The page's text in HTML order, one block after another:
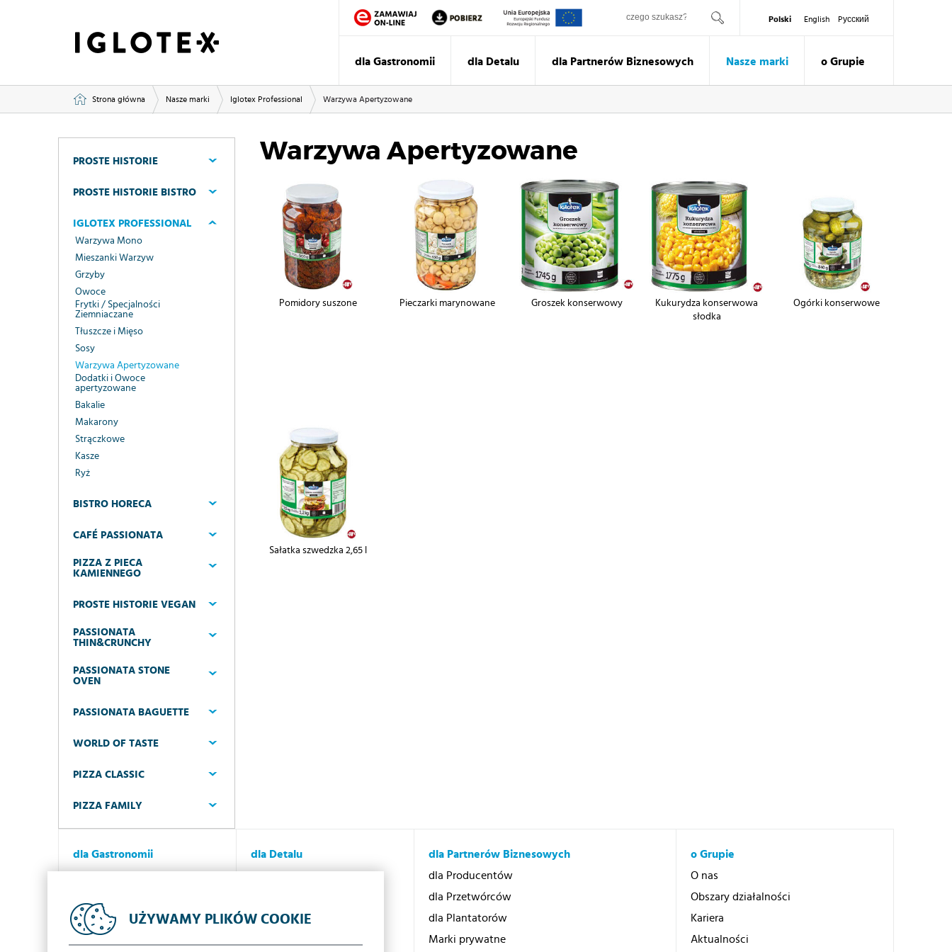
Polski English Pусский
dla Gastronomii dla Detalu dla Partnerów Biznesowych Nasze marki o Grupie
Strona główna Nasze marki Iglotex Professional Warzywa Apertyzowane
PROSTE HISTORIE
PROSTE HISTORIE BISTRO
IGLOTEX PROFESSIONAL
Warzywa Mono
Mieszanki Warzyw
Grzyby
Owoce
Frytki / Specjalności
Ziemniaczane
Tłuszcze i Mięso
Sosy
Warzywa Apertyzowane
Dodatki i Owoce
apertyzowane
Bakalie
Makarony
Strączkowe
Kasze
Ryż
BISTRO HORECA
CAFÉ PASSIONATA
PIZZA Z PIECA
KAMIENNEGO
PROSTE HISTORIE VEGAN
PASSIONATA
THIN&CRUNCHY
PASSIONATA STONE
OVEN
PASSIONATA BAGUETTE
WORLD OF TASTE
PIZZA CLASSIC
PIZZA FAMILY
Warzywa Apertyzowane
Pomidory suszone Pieczarki marynowane Groszek konserwowy
Kukurydza konserwowa
słodka
Ogórki konserwowe
Sałatka szwedzka 2,65 l
UŻYWAMY PLIKÓW COOKIE
dla Gastronomii
Promocje
dla Detalu
Promocje
dla Partnerów Biznesowych
dla Producentów
dla Przetwórców
dla Plantatorów
Marki prywatne
o Grupie
O nas
Obszary działalności
Kariera
Aktualności